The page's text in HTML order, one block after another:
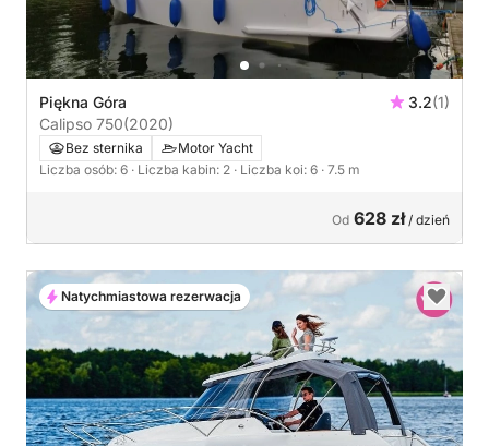
Piękna Góra 3.2(1)
Calipso 750(2020)
Bez sternika
Motor Yacht
Liczba osób: 6 · Liczba kabin: 2 · Liczba koi: 6 · 7.5 m
Od 628 zł/ dzień
Natychmiastowa rezerwacja